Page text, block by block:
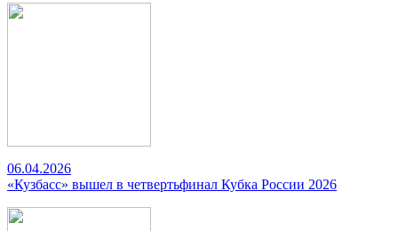
06.04.2026
«Кузбасс» вышел в четвертьфинал Кубка России 2026